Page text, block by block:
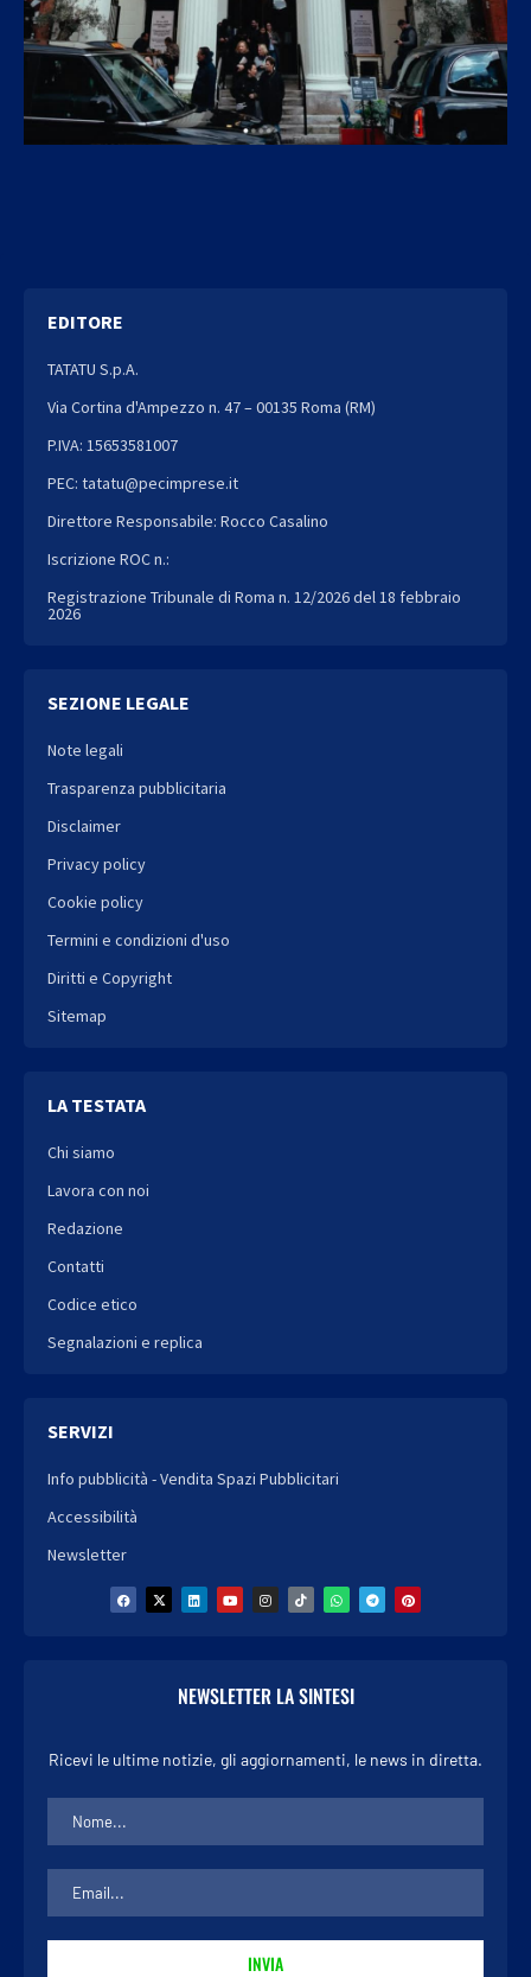
EDITORE
TATATU S.p.A.
Via Cortina d'Ampezzo n. 47 – 00135 Roma (RM)
P.IVA: 15653581007
PEC: tatatu@pecimprese.it
Direttore Responsabile: Rocco Casalino
Iscrizione ROC n.:
Registrazione Tribunale di Roma n. 12/2026 del 18 febbraio
2026
SEZIONE LEGALE
Note legali
Trasparenza pubblicitaria
Disclaimer
Privacy policy
Cookie policy
Termini e condizioni d'uso
Diritti e Copyright
Sitemap
LA TESTATA
Chi siamo
Lavora con noi
Redazione
Contatti
Codice etico
Segnalazioni e replica
SERVIZI
Info pubblicità - Vendita Spazi Pubblicitari
Accessibilità
Newsletter
NEWSLETTER LA SINTESI
Ricevi le ultime notizie, gli aggiornamenti, le news in diretta.